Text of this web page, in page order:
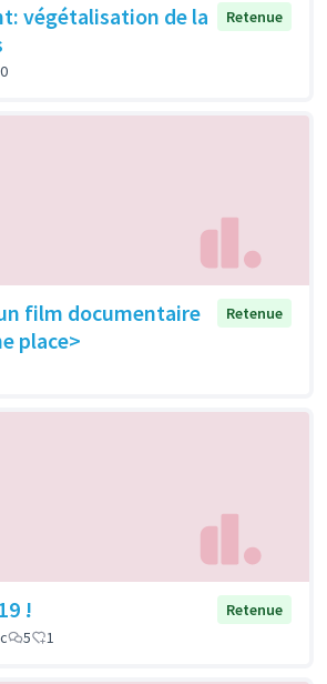
végétalisation de la
Retenue
0
film documentaire
place>
Retenue
!
Retenue
5 1